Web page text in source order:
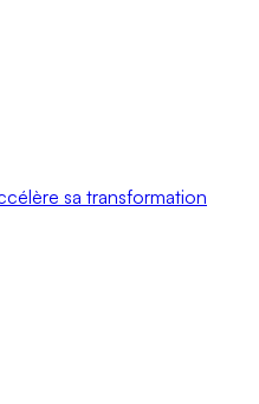
sa transformation